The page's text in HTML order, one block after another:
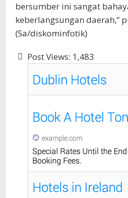
bersumber ini sangat
keberlangsungan daerah,”
(Sa/diskominfotik)
Post Views: 1,483